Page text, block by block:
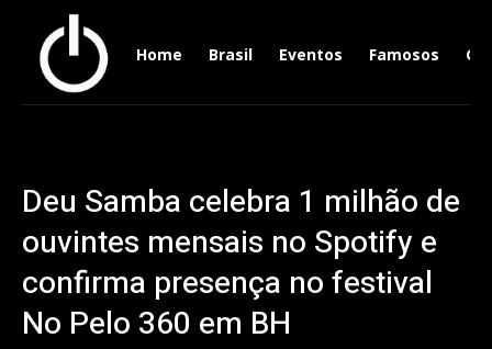
Home Brasil Eventos Famosos
Deu Samba celebra 1 milhão de
ouvintes mensais no Spotify e
confirma presença no festival
No Pelo 360 em BH